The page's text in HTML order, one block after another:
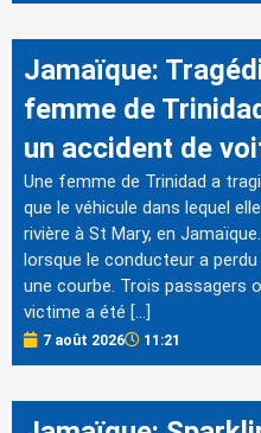
Jamaïque:
femme de
un accident de
Une femme de Trinidad a
que le véhicule dans lequel
rivière à St Mary, en
lorsque le conducteur a
une courbe. Trois passagers
victime a été […]
7 août 2026 11:21